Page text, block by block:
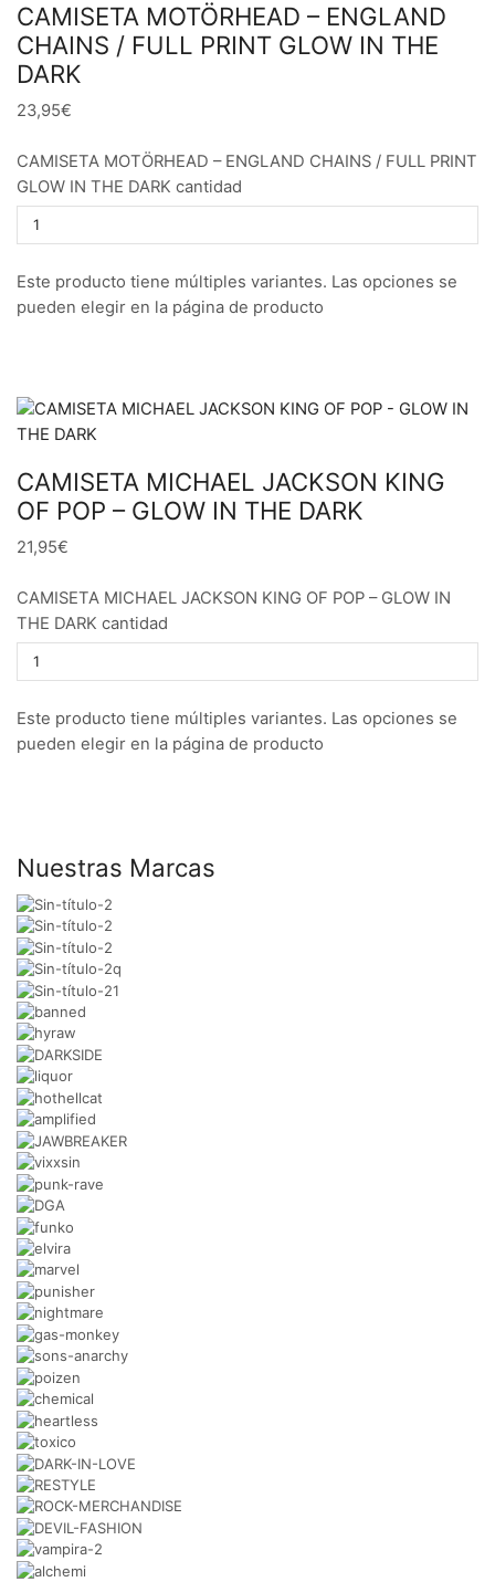
CAMISETA MOTÖRHEAD – ENGLAND
CHAINS / FULL PRINT GLOW IN THE
DARK
23,95€
CAMISETA MOTÖRHEAD – ENGLAND CHAINS / FULL PRINT
GLOW IN THE DARK cantidad
Este producto tiene múltiples variantes. Las opciones se
pueden elegir en la página de producto
CAMISETA MICHAEL JACKSON KING
OF POP – GLOW IN THE DARK
21,95€
CAMISETA MICHAEL JACKSON KING OF POP – GLOW IN
THE DARK cantidad
Este producto tiene múltiples variantes. Las opciones se
pueden elegir en la página de producto
Nuestras Marcas